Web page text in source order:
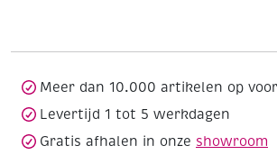
tubes
ml
Meer dan 10.000 artikelen op
Levertijd 1 tot 5 werkdagen
Gratis afhalen in onze showroom